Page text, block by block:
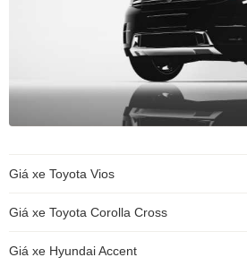
Giá xe Toyota Vios
Giá xe Toyota Corolla Cross
Giá xe Hyundai Accent